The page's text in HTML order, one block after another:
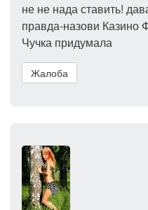
не не нада ставить!
правда-назови Казино
Чучка придумала
Жалоба